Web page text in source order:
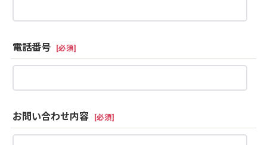
電話番号 [必須]
お問い合わせ内容 [必須]